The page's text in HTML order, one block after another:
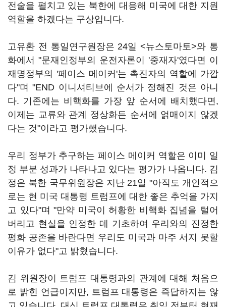
전술을 펼치고 있는 북한에 대응해 미국에 대한 지원
역할을 하겠다는 구상입니다.
고유환 전 통일연구원장은 24일 <뉴스토마토>와 통
화에서 "문재인정부의 운전자론이 '중재자'였다면 이
재명정부의 '페이스 메이커'는 촉진자의 역할에 가깝
다"며 "END 이니셔티브에 순서가 정해진 것은 아니
다. 기존에는 비핵화를 가장 앞 순서에 배치했다면,
이제는 교류와 관계 정상화든 순서에 얽매이지 않겠
다는 것"이라고 평가했습니다.
우리 정부가 추구하는 페이스 메이커 역할은 이미 일
정 부분 성과가 나타나고 있다는 평가가 나옵니다. 김
정은 북한 국무위원장은 지난 21일 "아직도 개인적으
로는 현 미국 대통령 트럼프에 대한 좋은 추억을 가지
고 있다"며 "만약 미국이 허황한 비핵화 집념을 털어
버리고 현실을 인정한 데 기초하여 우리와의 진정한
평화 공존을 바란다면 우리도 미국과 마주 서지 못할
이유가 없다"고 밝혔습니다.
김 위원장이 트럼프 대통령과의 관계에 대해 처음으
로 밝힌 언급이지만, 트럼프 대통령은 즉답하지는 않